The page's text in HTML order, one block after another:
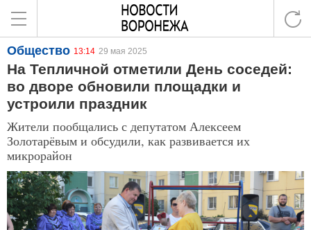
Общество 13:14 29 мая 2025
На Тепличной отметили День соседей:
во дворе обновили площадки и
устроили праздник
Жители пообщались с депутатом Алексеем
Золотарёвым и обсудили, как развивается их
микрорайон